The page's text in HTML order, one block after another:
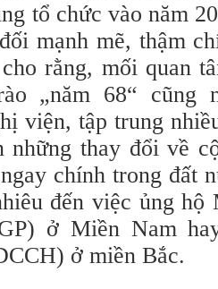
tổ chức vào năm
mạnh mẽ, thậm
rằng, mối quan
„năm 68“ cũng
viện, tập trung
những thay đổi về
chính trong đất
đến việc ủng
ở Miền Nam
ở miền Bắc.